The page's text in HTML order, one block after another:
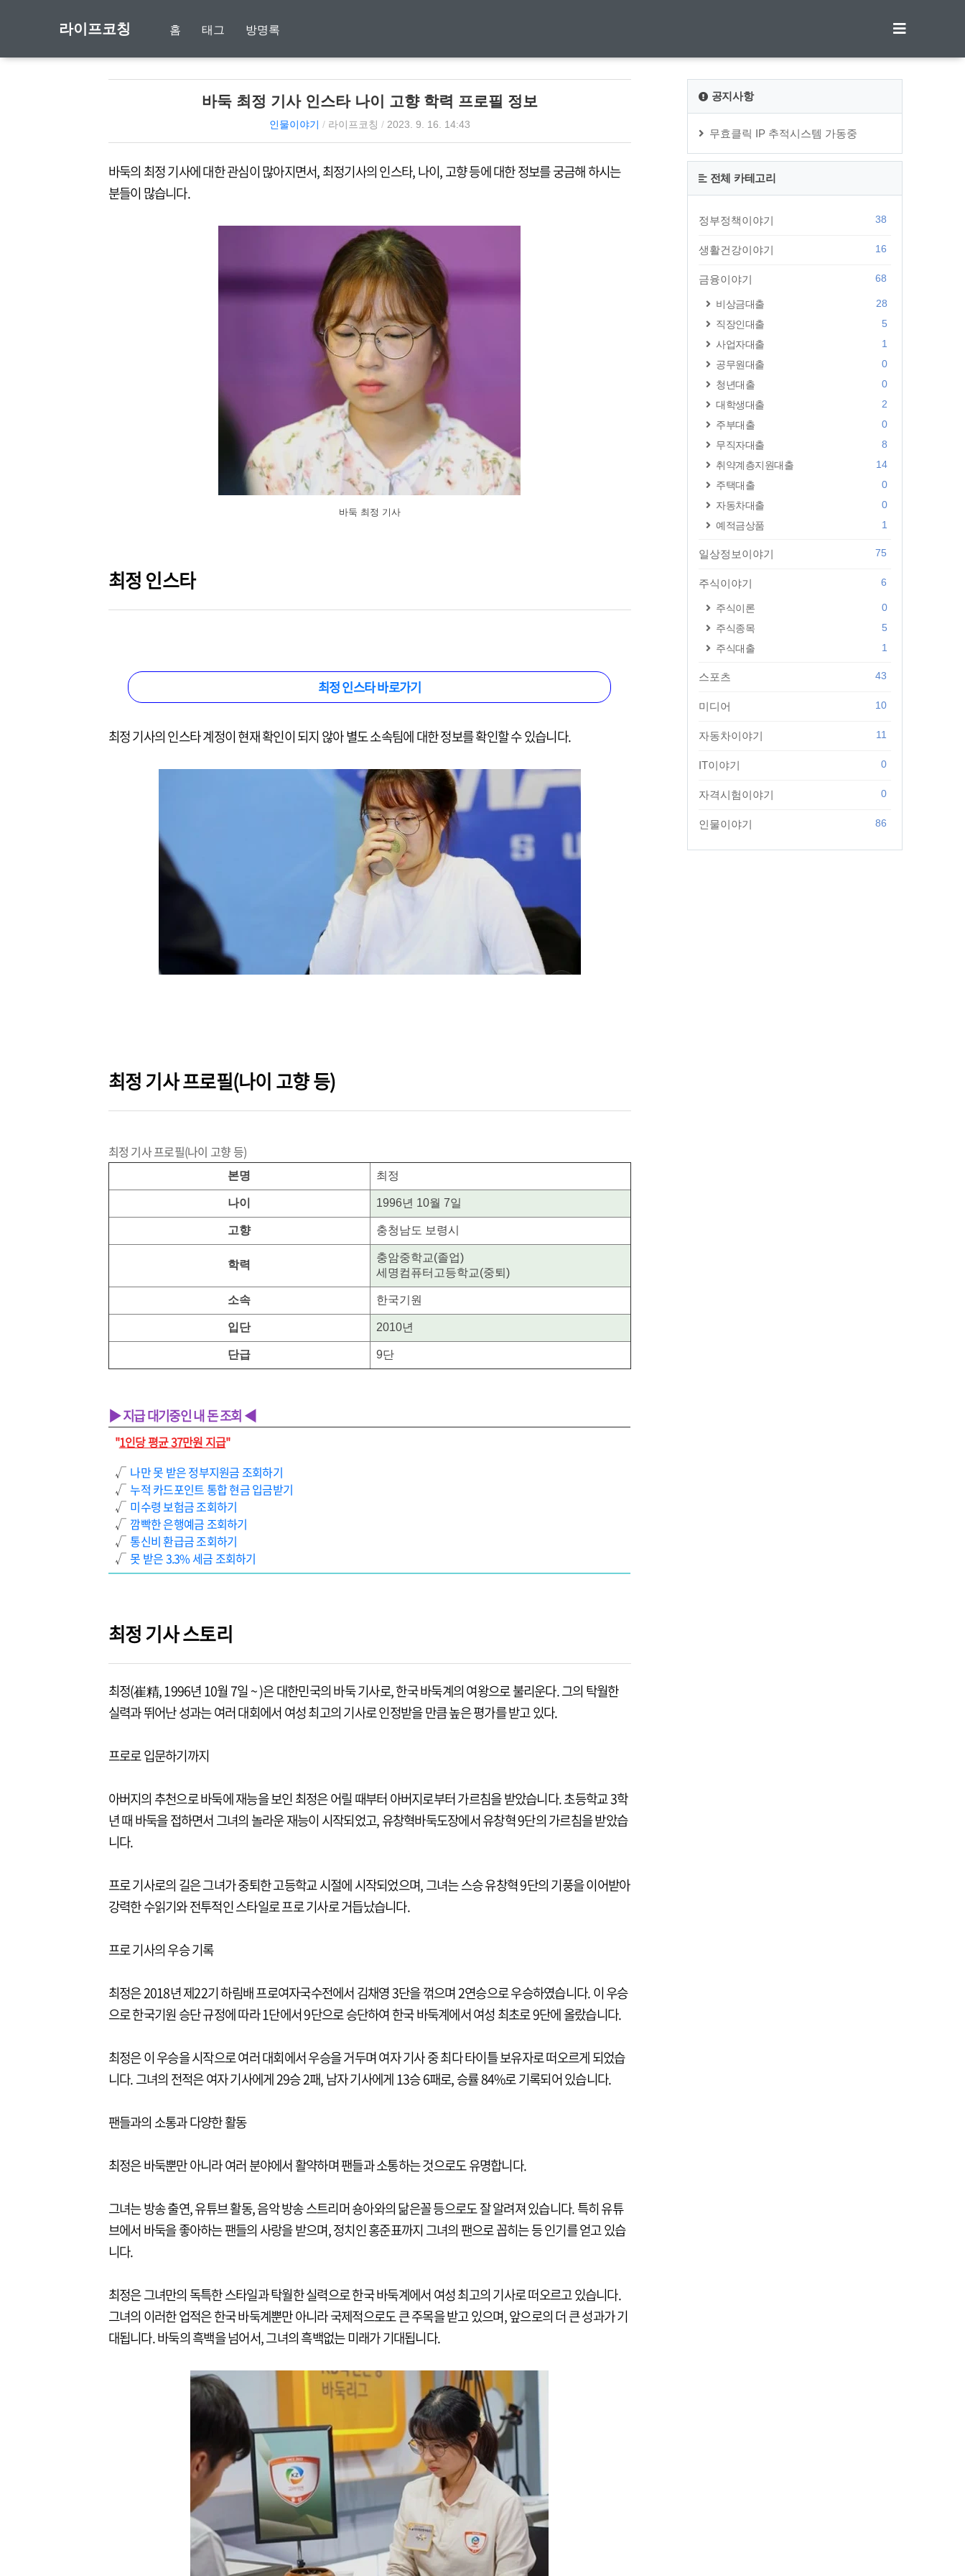
라이프코칭 홈 태그 방명록
바둑 최정 기사 인스타 나이 고향 학력 프로필 정보
인물이야기 / 라이프코칭 / 2023. 9. 16. 14:43
바둑의 최정 기사에 대한 관심이 많아지면서, 최정기사의 인스타, 나이, 고향 등에 대한 정보를 궁금해 하시는
분들이 많습니다.
바둑 최정 기사
최정 인스타
최정 인스타 바로가기
최정 기사의 인스타 계정이 현재 확인이 되지 않아 별도 소속팀에 대한 정보를 확인할 수 있습니다.
최정 기사 프로필(나이 고향 등)
최정 기사 프로필(나이 고향 등)
본명 최정
나이 1996년 10월 7일
고향 충청남도 보령시
학력
충암중학교(졸업)
세명컴퓨터고등학교(중퇴)
소속 한국기원
입단 2010년
단급 9단
▶ 지급 대기중인 내 돈 조회 ◀
"1인당 평균 37만원 지급"
√ 나만 못 받은 정부지원금 조회하기
√누적 카드포인트 통합 현금 입금받기
√ 미수령 보험금 조회하기
√ 깜빡한 은행예금 조회하기
√통신비 환급금 조회하기
√못 받은 3.3% 세금 조회하기
최정 기사 스토리
최정(崔精, 1996년 10월 7일 ~ )은 대한민국의 바둑 기사로, 한국 바둑계의 여왕으로 불리운다. 그의 탁월한
실력과 뛰어난 성과는 여러 대회에서 여성 최고의 기사로 인정받을 만큼 높은 평가를 받고 있다.
프로로 입문하기까지
아버지의 추천으로 바둑에 재능을 보인 최정은 어릴 때부터 아버지로부터 가르침을 받았습니다. 초등학교 3학
년 때 바둑을 접하면서 그녀의 놀라운 재능이 시작되었고, 유창혁바둑도장에서 유창혁 9단의 가르침을 받았습
니다.
프로 기사로의 길은 그녀가 중퇴한 고등학교 시절에 시작되었으며, 그녀는 스승 유창혁 9단의 기풍을 이어받아
강력한 수읽기와 전투적인 스타일로 프로 기사로 거듭났습니다.
프로 기사의 우승 기록
최정은 2018년 제22기 하림배 프로여자국수전에서 김채영 3단을 꺾으며 2연승으로 우승하였습니다. 이 우승
으로 한국기원 승단 규정에 따라 1단에서 9단으로 승단하여 한국 바둑계에서 여성 최초로 9단에 올랐습니다.
최정은 이 우승을 시작으로 여러 대회에서 우승을 거두며 여자 기사 중 최다 타이틀 보유자로 떠오르게 되었습
니다. 그녀의 전적은 여자 기사에게 29승 2패, 남자 기사에게 13승 6패로, 승률 84%로 기록되어 있습니다.
팬들과의 소통과 다양한 활동
최정은 바둑뿐만 아니라 여러 분야에서 활약하며 팬들과 소통하는 것으로도 유명합니다.
그녀는 방송 출연, 유튜브 활동, 음악 방송 스트리머 숑아와의 닮은꼴 등으로도 잘 알려져 있습니다. 특히 유튜
브에서 바둑을 좋아하는 팬들의 사랑을 받으며, 정치인 홍준표까지 그녀의 팬으로 꼽히는 등 인기를 얻고 있습
니다.
최정은 그녀만의 독특한 스타일과 탁월한 실력으로 한국 바둑계에서 여성 최고의 기사로 떠오르고 있습니다.
그녀의 이러한 업적은 한국 바둑계뿐만 아니라 국제적으로도 큰 주목을 받고 있으며, 앞으로의 더 큰 성과가 기
대됩니다. 바둑의 흑백을 넘어서, 그녀의 흑백없는 미래가 기대됩니다.
공지사항
무효클릭 IP 추적시스템 가동중
전체 카테고리
정부정책이야기 38
생활건강이야기 16
금융이야기 68
비상금대출
28
직장인대출
5
사업자대출
1
공무원대출
0
청년대출
0
대학생대출
2
주부대출
0
무직자대출
8
취약계층지원대출
14
주택대출
0
자동차대출
0
예적금상품
1
일상정보이야기 75
주식이야기 6
주식이론
0
주식종목
5
주식대출
1
스포츠 43
미디어 10
자동차이야기 11
IT이야기 0
자격시험이야기 0
인물이야기 86